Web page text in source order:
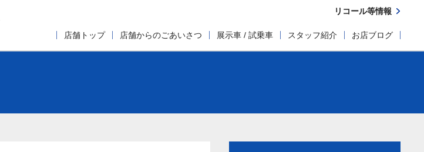
店舗トップ 店舗からのごあいさつ 展示車 / 試乗車 スタッフ紹介 お店ブログ
リコール等情報